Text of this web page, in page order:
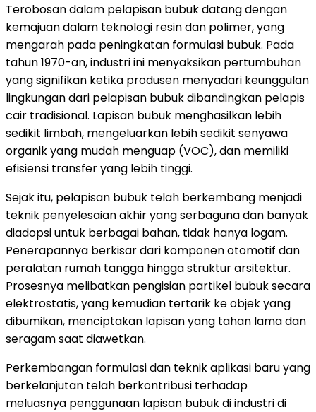
Terobosan dalam pelapisan bubuk datang dengan
kemajuan dalam teknologi resin dan polimer, yang
mengarah pada peningkatan formulasi bubuk. Pada
tahun 1970-an, industri ini menyaksikan pertumbuhan
yang signifikan ketika produsen menyadari keunggulan
lingkungan dari pelapisan bubuk dibandingkan pelapis
cair tradisional. Lapisan bubuk menghasilkan lebih
sedikit limbah, mengeluarkan lebih sedikit senyawa
organik yang mudah menguap (VOC), dan memiliki
efisiensi transfer yang lebih tinggi.
Sejak itu, pelapisan bubuk telah berkembang menjadi
teknik penyelesaian akhir yang serbaguna dan banyak
diadopsi untuk berbagai bahan, tidak hanya logam.
Penerapannya berkisar dari komponen otomotif dan
peralatan rumah tangga hingga struktur arsitektur.
Prosesnya melibatkan pengisian partikel bubuk secara
elektrostatis, yang kemudian tertarik ke objek yang
dibumikan, menciptakan lapisan yang tahan lama dan
seragam saat diawetkan.
Perkembangan formulasi dan teknik aplikasi baru yang
berkelanjutan telah berkontribusi terhadap
meluasnya penggunaan lapisan bubuk di industri di